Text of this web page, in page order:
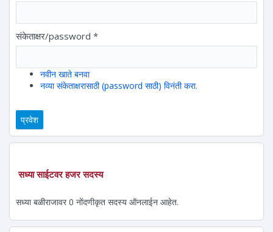
संकेताक्षर/password *
नवीन खाते बनवा
नव्या संकेताक्षरासाठी (password साठी) विनंती करा.
सध्या साईटवर हजर सदस्य
सध्या बळीराजावर 0 नोंदणीकृत सदस्य ऑनलाईन आहेत.